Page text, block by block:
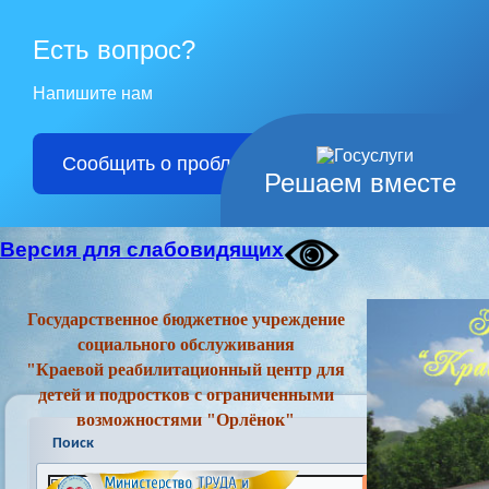
Решаем вместе
Есть вопрос?
Напишите нам
Сообщить о проблеме
Версия для слабовидящих
Государственное бюджетное учреждение
социального обслуживания
"Краевой реабилитационный центр для
детей и подростков с ограниченными
возможностями "Орлёнок"
Поиск